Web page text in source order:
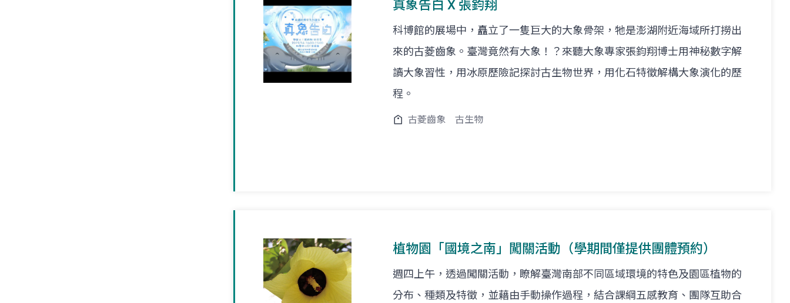
真象告白 X 張鈞翔
科博館的展場中，矗立了一隻巨大的大象骨架，牠是澎湖附近海域所打撈出
來的古菱齒象。臺灣竟然有大象！？來聽大象專家張鈞翔博士用神秘數字解
讀大象習性，用冰原歷險記探討古生物世界，用化石特徵解構大象演化的歷
程。
古菱齒象 古生物
植物園「國境之南」闖關活動（學期間僅提供團體預約）
週四上午，透過闖關活動，瞭解臺灣南部不同區域環境的特色及園區植物的
分布、種類及特徵，並藉由手動操作過程，結合課綱五感教育、團隊互助合